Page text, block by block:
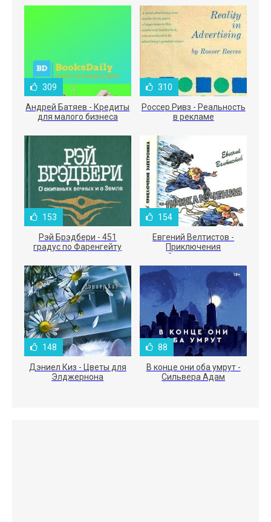
309
Андрей Батяев - Кредиты
для малого бизнеса
310
Россер Ривз - Реальность
в рекламе
153
Рэй Брэдбери - 451
градус по Фаренгейту
154
Евгений Велтистов -
Приключения
Электроника
148
Дэниел Киз - Цветы для
Элджернона
88
В конце они оба умрут -
Сильвера Адам